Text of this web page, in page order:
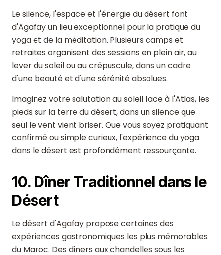
Le silence, l'espace et l'énergie du désert font
d'Agafay un lieu exceptionnel pour la pratique du
yoga et de la méditation. Plusieurs camps et
retraites organisent des sessions en plein air, au
lever du soleil ou au crépuscule, dans un cadre
d'une beauté et d'une sérénité absolues.
Imaginez votre salutation au soleil face à l'Atlas, les
pieds sur la terre du désert, dans un silence que
seul le vent vient briser. Que vous soyez pratiquant
confirmé ou simple curieux, l'expérience du yoga
dans le désert est profondément ressourçante.
10. Dîner Traditionnel dans le
Désert
Le désert d'Agafay propose certaines des
expériences gastronomiques les plus mémorables
du Maroc. Des dîners aux chandelles sous les